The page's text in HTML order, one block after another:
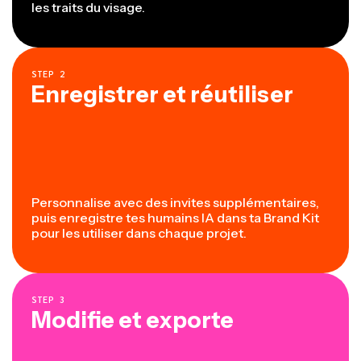
les traits du visage.
STEP 2
Enregistrer et réutiliser
Personnalise avec des invites supplémentaires,
puis enregistre tes humains IA dans ta Brand Kit
pour les utiliser dans chaque projet.
STEP 3
Modifie et exporte